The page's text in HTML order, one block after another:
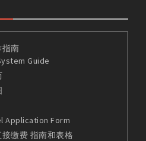
南
Guide
Application Form
缴费 指南和表格